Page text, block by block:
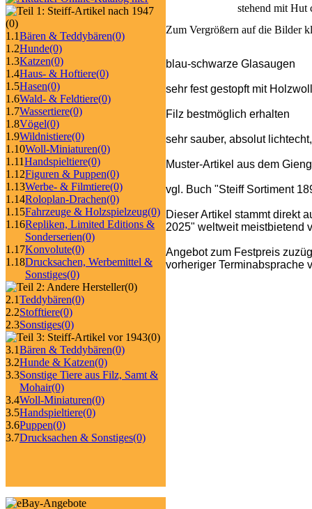
(0)
1.1Bären & Teddybären(0)
1.2Hunde(0)
1.3Katzen(0)
1.4Haus- & Hoftiere(0)
1.5Hasen(0)
1.6Wald- & Feldtiere(0)
1.7Wassertiere(0)
1.8Vögel(0)
1.9Wildnistiere(0)
1.10Woll-Miniaturen(0)
1.11Handspieltiere(0)
1.12Figuren & Puppen(0)
1.13Werbe- & Filmtiere(0)
1.14Roloplan-Drachen(0)
1.15Fahrzeuge & Holzspielzeug(0)
1.16Repliken, Limited Editions &
Sonderserien(0)
1.17Konvolute(0)
1.18Drucksachen, Werbemittel &
Sonstiges(0)
(0)
2.1Teddybären(0)
2.2Stofftiere(0)
2.3Sonstiges(0)
(0)
3.1Bären & Teddybären(0)
3.2Hunde & Katzen(0)
3.3Sonstige Tiere aus Filz, Samt &
Mohair(0)
3.4Woll-Miniaturen(0)
3.5Handspieltiere(0)
3.6Puppen(0)
3.7Drucksachen & Sonstiges(0)
stehend mit Hut
Zum Vergrößern auf die Bilder
blau-schwarze Glasaugen
sehr fest gestopft mit
Filz bestmöglich erhalten
sehr sauber, absolut
Muster-Artikel aus dem
vgl. Buch "Steiff Sortiment
Dieser Artikel stammt direkt
2025" weltweit meistbietend
Angebot zum Festpreis
vorheriger Terminabsprache